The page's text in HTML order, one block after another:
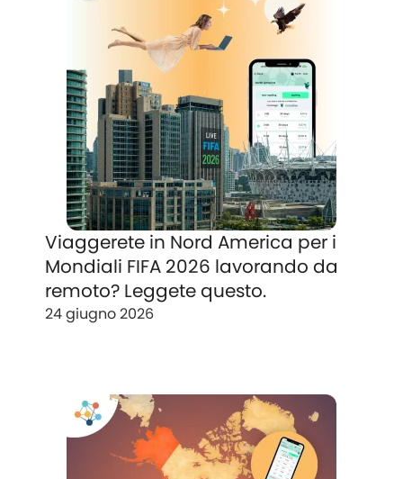
Viaggerete in Nord America per i
Mondiali FIFA 2026 lavorando da
remoto? Leggete questo.
24 giugno 2026